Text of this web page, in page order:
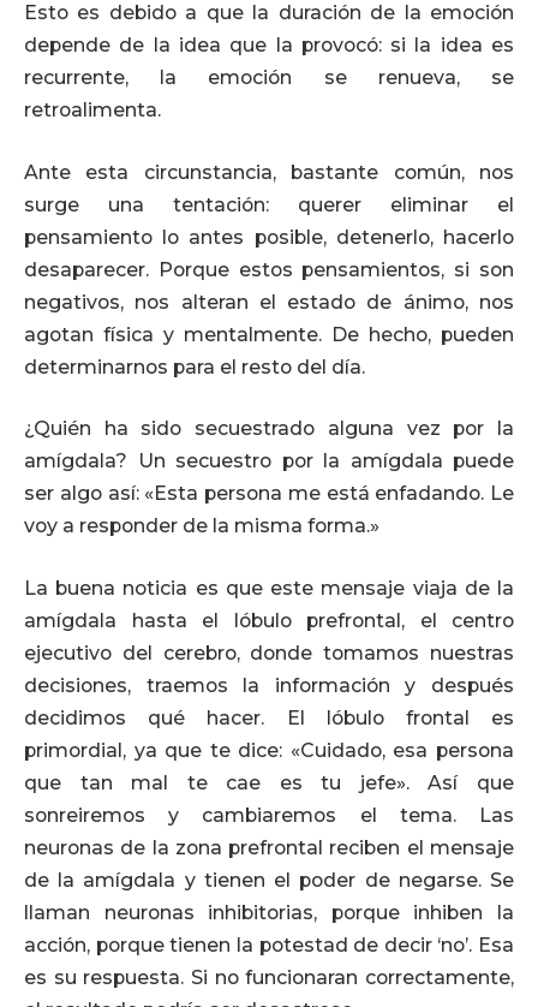
Esto es debido a que la duración de la emoción
depende de la idea que la provocó: si la idea es
recurrente, la emoción se renueva, se
retroalimenta.
Ante esta circunstancia, bastante común, nos
surge una tentación: querer eliminar el
pensamiento lo antes posible, detenerlo, hacerlo
desaparecer. Porque estos pensamientos, si son
negativos, nos alteran el estado de ánimo, nos
agotan física y mentalmente. De hecho, pueden
determinarnos para el resto del día.
¿Quién ha sido secuestrado alguna vez por la
amígdala? Un secuestro por la amígdala puede
ser algo así: «Esta persona me está enfadando. Le
voy a responder de la misma forma.»
La buena noticia es que este mensaje viaja de la
amígdala hasta el lóbulo prefrontal, el centro
ejecutivo del cerebro, donde tomamos nuestras
decisiones, traemos la información y después
decidimos qué hacer. El lóbulo frontal es
primordial, ya que te dice: «Cuidado, esa persona
que tan mal te cae es tu jefe». Así que
sonreiremos y cambiaremos el tema. Las
neuronas de la zona prefrontal reciben el mensaje
de la amígdala y tienen el poder de negarse. Se
llaman neuronas inhibitorias, porque inhiben la
acción, porque tienen la potestad de decir ‘no’. Esa
es su respuesta. Si no funcionaran correctamente,